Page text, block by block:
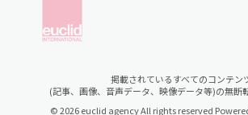
掲載されているすべてのコンテン
(記事、画像、音声データ、映像データ等)の無断
© 2026 euclid agency All rights reserved